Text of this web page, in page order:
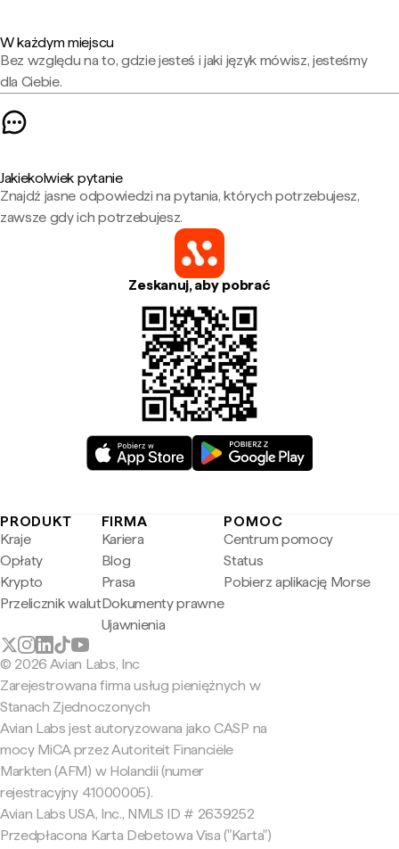
W każdym miejscu
Bez względu na to, gdzie jesteś i jaki język mówisz, jesteśmy
dla Ciebie.
Jakiekolwiek pytanie
Znajdź jasne odpowiedzi na pytania, których potrzebujesz,
zawsze gdy ich potrzebujesz.
Zeskanuj, aby pobrać
PRODUKT
Kraje
Opłaty
Krypto
Przelicznik walut
FIRMA
Kariera
Blog
Prasa
Dokumenty prawne
Ujawnienia
POMOC
Centrum pomocy
Status
Pobierz aplikację Morse
© 2026 Avian Labs, Inc
Zarejestrowana firma usług pieniężnych w
Stanach Zjednoczonych
Avian Labs jest autoryzowana jako CASP na
mocy MiCA przez Autoriteit Financiële
Markten (AFM) w Holandii (numer
rejestracyjny 41000005).
Avian Labs USA, Inc., NMLS ID # 2639252
Przedpłacona Karta Debetowa Visa ("Karta")